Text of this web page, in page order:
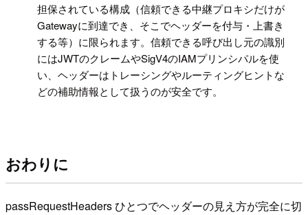
担保されている構成（信頼できる中継プロキシだけが
Gatewayに到達でき、そこでヘッダーを付与・上書き
する等）に限られます。信頼できる呼び出し元の識別
にはJWTのクレームやSigV4のIAMプリンシパルを使
い、ヘッダーはトレーシングやルーティングヒントな
どの補助情報として扱うのが安全です。
おわりに
passRequestHeaders ひとつでヘッダーの見え方が完全に切